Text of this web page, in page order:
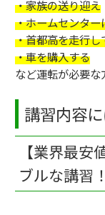
・家族の送り迎え
・ホームセンタ
・首都高を走行し
・車を購入する
など運転が必要な
講習内容
【業界最
ブルな講習！